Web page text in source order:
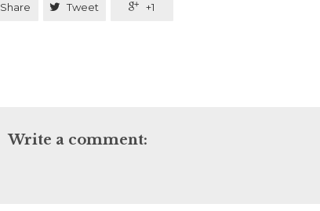
Share  Tweet  +1
Write a comment: